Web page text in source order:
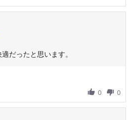
だったと思います。
0 0